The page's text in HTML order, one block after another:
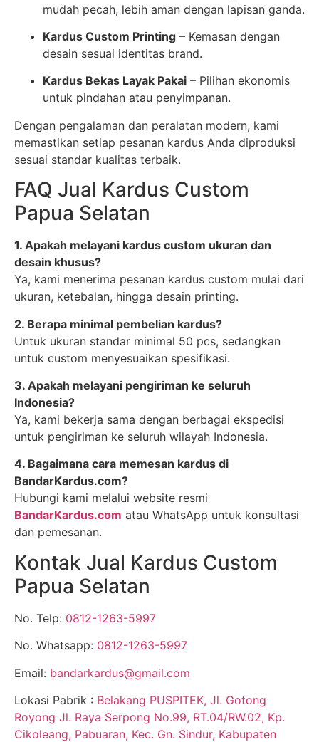
mudah pecah, lebih aman dengan lapisan ganda.
Kardus Custom Printing – Kemasan dengan
desain sesuai identitas brand.
Kardus Bekas Layak Pakai – Pilihan ekonomis
untuk pindahan atau penyimpanan.
Dengan pengalaman dan peralatan modern, kami
memastikan setiap pesanan kardus Anda diproduksi
sesuai standar kualitas terbaik.
FAQ Jual Kardus Custom
Papua Selatan
1. Apakah melayani kardus custom ukuran dan
desain khusus?
Ya, kami menerima pesanan kardus custom mulai dari
ukuran, ketebalan, hingga desain printing.
2. Berapa minimal pembelian kardus?
Untuk ukuran standar minimal 50 pcs, sedangkan
untuk custom menyesuaikan spesifikasi.
3. Apakah melayani pengiriman ke seluruh
Indonesia?
Ya, kami bekerja sama dengan berbagai ekspedisi
untuk pengiriman ke seluruh wilayah Indonesia.
4. Bagaimana cara memesan kardus di
BandarKardus.com?
Hubungi kami melalui website resmi
BandarKardus.com atau WhatsApp untuk konsultasi
dan pemesanan.
Kontak Jual Kardus Custom
Papua Selatan
No. Telp: 0812-1263-5997
No. Whatsapp: 0812-1263-5997
Email: bandarkardus@gmail.com
Lokasi Pabrik : Belakang PUSPITEK, Jl. Gotong
Royong Jl. Raya Serpong No.99, RT.04/RW.02, Kp.
Cikoleang, Pabuaran, Kec. Gn. Sindur, Kabupaten